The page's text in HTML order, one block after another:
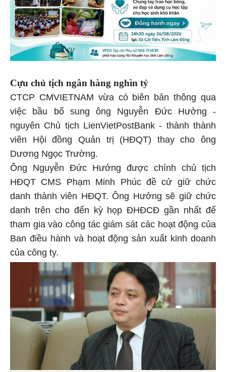
Cựu chủ tịch ngân hàng nghìn tỷ
CTCP CMVIETNAM vừa có biên bản thông qua
việc bầu bổ sung ông Nguyễn Đức Hưởng -
nguyên Chủ tịch LienVietPostBank - thành thành
viên Hội đồng Quản trị (HĐQT) thay cho ông
Dương Ngọc Trường.
Ông Nguyễn Đức Hưởng được chính chủ tịch
HĐQT CMS Phạm Minh Phúc đề cử giữ chức
danh thành viên HĐQT. Ông Hưởng sẽ giữ chức
danh trên cho đến kỳ họp ĐHĐCĐ gần nhất để
tham gia vào công tác giám sát các hoạt động của
Ban điều hành và hoạt động sản xuất kinh doanh
của công ty.